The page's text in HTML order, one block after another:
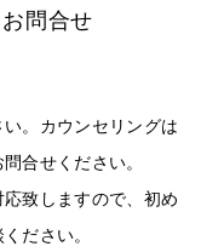
問合せ
。カウンセリングは
合せください。
致しますので、初め
ださい。